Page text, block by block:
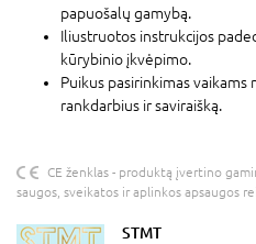
papuošalų gamybą.
Iliustruotos instrukcijos
kūrybinio įkvėpimo.
Puikus pasirinkimas
rankdarbius ir saviraišką.
CE ženklas - produktą įvertino
saugos, sveikatos ir aplinkos apsaugos
STMT